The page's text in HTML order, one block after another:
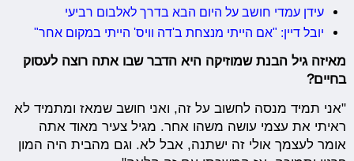
עידן עמדי חושב על היום הבא בדרך לאלבום רביעי
יובל דיין: "אם הייתי מנצחת ב'דה וויס' הייתי במקום אחר"
מאיזה גיל הבנת שמוזיקה היא הדבר שבו אתה רוצה לעסוק
בחיים?
"אני תמיד מנסה לחשוב על זה, ואני חושב שמאז ומתמיד לא
ראיתי את עצמי עושה משהו אחר. מגיל צעיר מאוד אתה
אומר לעצמך אולי זה ישתנה, אבל לא. וגם מהבית היה המון